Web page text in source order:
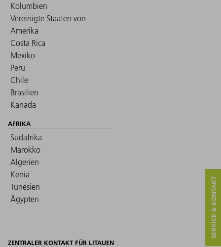
Kolumbien
Vereinigte Staaten von
Amerika
Costa Rica
Mexiko
Peru
Chile
Brasilien
Kanada
AFRIKA
Südafrika
Marokko
Algerien
Kenia
Tunesien
Ägypten
ZENTRALER KONTAKT FÜR LITAUEN
SERVICE & KONTAKT